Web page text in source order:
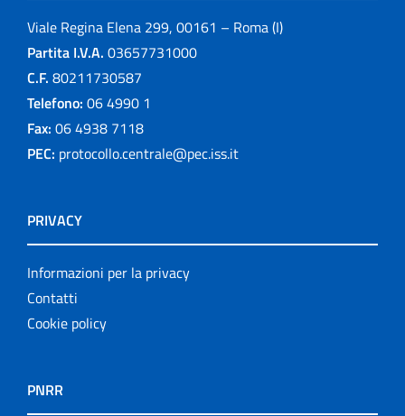
Viale Regina Elena 299, 00161 – Roma (I)
Partita I.V.A. 03657731000
C.F. 80211730587
Telefono: 06 4990 1
Fax: 06 4938 7118
PEC: protocollo.centrale@pec.iss.it
PRIVACY
Informazioni per la privacy
Contatti
Cookie policy
PNRR